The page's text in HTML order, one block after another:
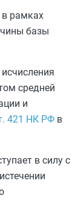
в рамках
базы
средней
и
421 НК РФ в
в силу с